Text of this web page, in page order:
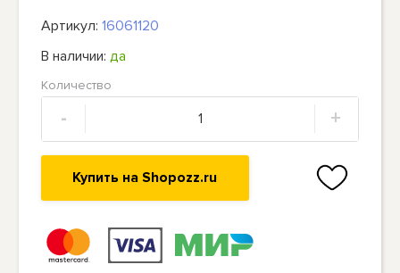
Артикул:16061120
В наличии:да
Количество
- +
Купить на Shopozz.ru